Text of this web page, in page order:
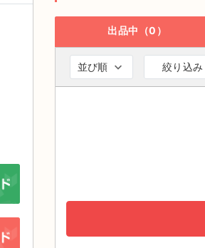
出品中（0）
並び順 絞り込み